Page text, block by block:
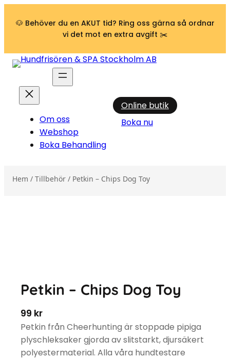
🐶 Behöver du en AKUT tid? Ring oss gärna så ordnar
vi det mot en extra avgift ✂️
Om oss
Webshop
Boka Behandling
Online butik
Boka nu
Hem / Tillbehör / Petkin – Chips Dog Toy
Petkin – Chips Dog Toy
99 kr
Petkin från Cheerhunting är stoppade pipiga
plyschleksaker gjorda av slitstarkt, djursäkert
polyestermaterial. Alla våra hundtestare